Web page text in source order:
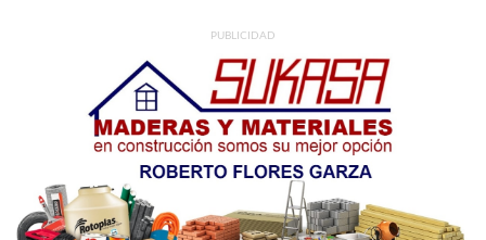
PUBLICIDAD